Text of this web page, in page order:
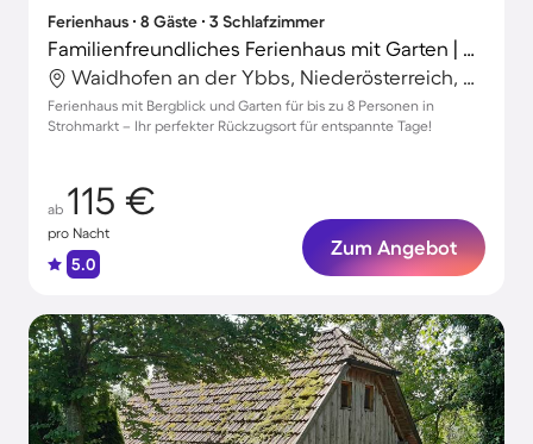
Ferienhaus ∙ 8 Gäste ∙ 3 Schlafzimmer
Familienfreundliches Ferienhaus mit Garten | Bergblick | Haustierfreundlich
Waidhofen an der Ybbs, Niederösterreich, Österreich
Ferienhaus mit Bergblick und Garten für bis zu 8 Personen in
Strohmarkt – Ihr perfekter Rückzugsort für entspannte Tage!
ab 115 €
pro Nacht
5.0
Zum Angebot